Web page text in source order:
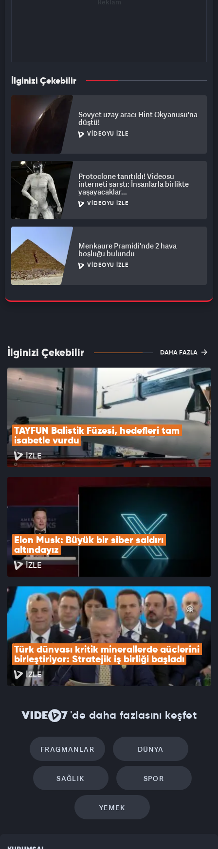
İlginizi Çekebilir
Sovyet uzay aracı Hint Okyanusu'na
düştü!
VIDEOYU İZLE
Protoclone tanıtıldı! Videosu
interneti sarstı: İnsanlarla birlikte
yaşayacaklar...
VIDEOYU İZLE
Menkaure Pramidi'nde 2 hava
boşluğu bulundu
VIDEOYU İZLE
İlginizi Çekebilir DAHA FAZLA
TAYFUN Balistik Füzesi, hedefleri tam
isabetle vurdu
İZLE
Elon Musk: Büyük bir siber saldırı
altındayız
İZLE
Türk dünyası kritik minerallerde güçlerini
birleştiriyor: Stratejik iş birliği başladı
İZLE
'de daha fazlasını keşfet
FRAGMANLAR DÜNYA
SAĞLIK SPOR
YEMEK